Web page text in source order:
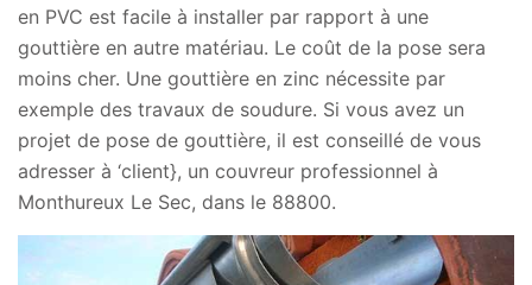
en PVC est facile à installer par rapport à une
gouttière en autre matériau. Le coût de la pose sera
moins cher. Une gouttière en zinc nécessite par
exemple des travaux de soudure. Si vous avez un
projet de pose de gouttière, il est conseillé de vous
adresser à ‘client}, un couvreur professionnel à
Monthureux Le Sec, dans le 88800.